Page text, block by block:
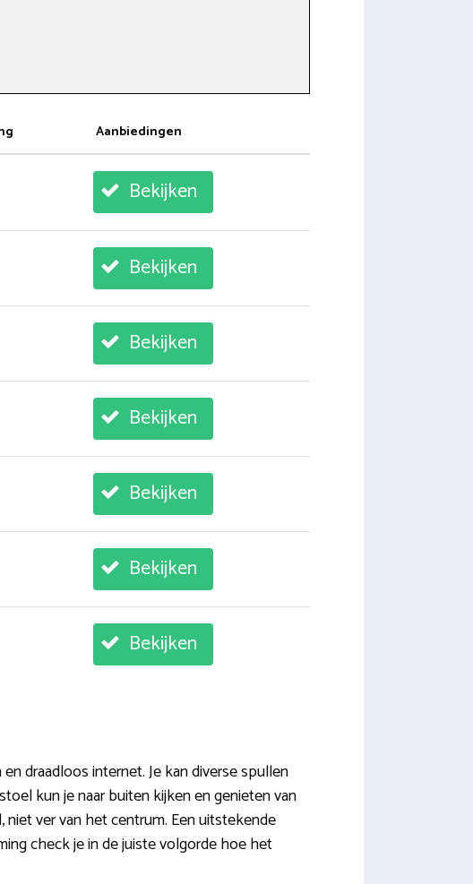
Aanbiedingen
Bekijken
Bekijken
Bekijken
Bekijken
Bekijken
Bekijken
Bekijken
draadloos internet. Je kan diverse spullen
kun je naar buiten kijken en genieten van
ver van het centrum. Een uitstekende
check je in de juiste volgorde hoe het